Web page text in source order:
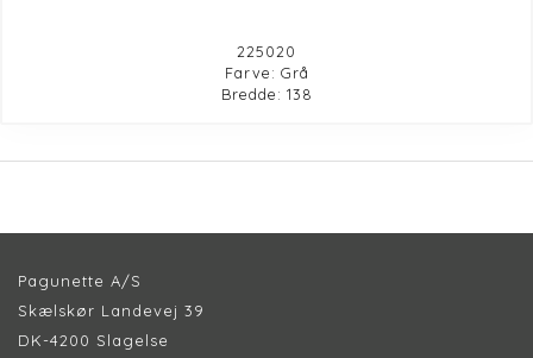
225020
Farve: Grå
Bredde: 138
Pagunette A/S
Skælskør Landevej 39
DK-4200 Slagelse